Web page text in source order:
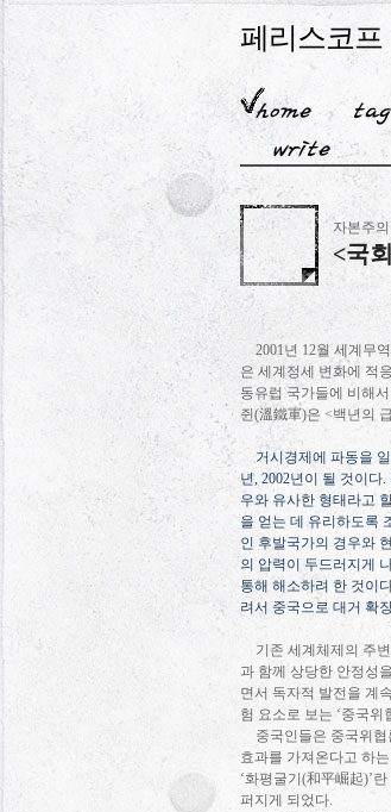
페리스코프
자본주
<국
2001년 12월 세계무
은 세계정세 변화에 적
동유럽 국가들에 비해
쥔(溫鐵軍)은 <백년의
거시경제에 파동을
년, 2002년이 될 것이다.
우와 유사한 형태라고
을 얻는 데 유리하도록
인 후발국가의 경우와
의 압력이 두드러지게
통해 해소하려 한 것이
려서 중국으로 대거 확
기존 세계체제의 주
과 함께 상당한 안정성
면서 독자적 발전을 계
험 요소로 보는 ‘중국위
중국인들은 중국위
효과를 가져온다고 하
‘화평굴기 (和平崛起)’란
퍼지게 되었다.